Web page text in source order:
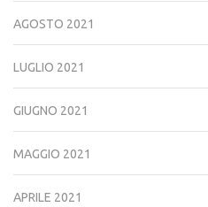
AGOSTO 2021
LUGLIO 2021
GIUGNO 2021
MAGGIO 2021
APRILE 2021